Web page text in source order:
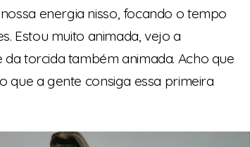
energia nisso, focando o tempo
Estou muito animada, vejo a
torcida também animada. Acho que
que a gente consiga essa primeira